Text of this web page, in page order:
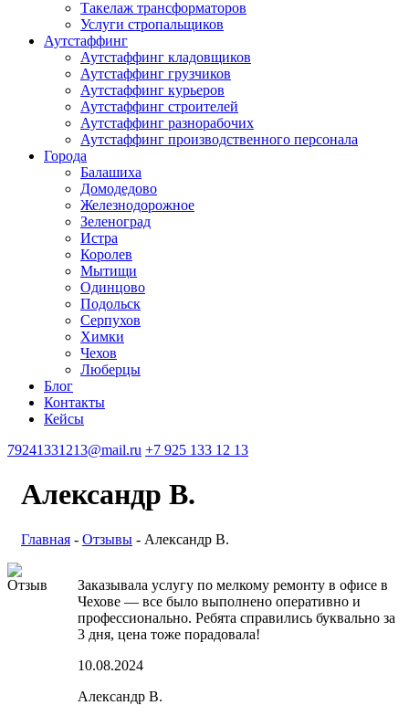
Такелаж трансформаторов
Услуги стропальщиков
Аутстаффинг
Аутстаффинг кладовщиков
Аутстаффинг грузчиков
Аутстаффинг курьеров
Аутстаффинг строителей
Аутстаффинг разнорабочих
Аутстаффинг производственного персонала
Города
Балашиха
Домодедово
Железнодорожное
Зеленоград
Истра
Королев
Мытищи
Одинцово
Подольск
Серпухов
Химки
Чехов
Люберцы
Блог
Контакты
Кейсы
79241331213@mail.ru +7 925 133 12 13
Александр В.
Главная - Отзывы - Александр В.
Заказывала услугу по мелкому ремонту в офисе в
Чехове — все было выполнено оперативно и
профессионально. Ребята справились буквально за
3 дня, цена тоже порадовала!
10.08.2024
Александр В.